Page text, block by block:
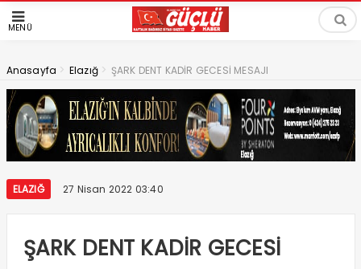
MENÜ
Anasayfa > Elazığ > ŞARK DENT KADİR GECESİ MESAJI
ELAZIĞ 27 Nisan 2022 03:40
ŞARK DENT KADİR GECESİ